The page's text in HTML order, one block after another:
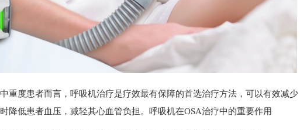
度患者而言，呼吸机治疗是疗效最有保障的首选治疗方法，可以有效减少
降低患者血压，减轻其心血管负担。呼吸机在OSA治疗中的重要作用